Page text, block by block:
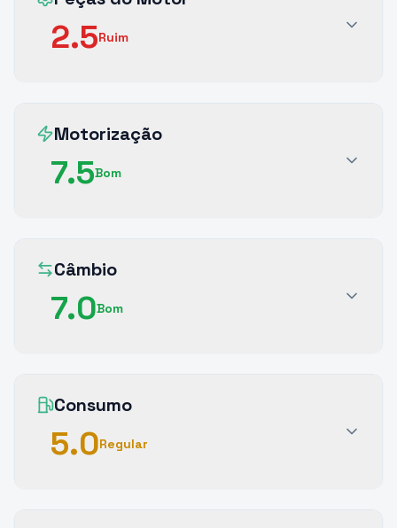
2.5Ruim
Motorização
7.5Bom
Câmbio
7.0Bom
Consumo
5.0Regular